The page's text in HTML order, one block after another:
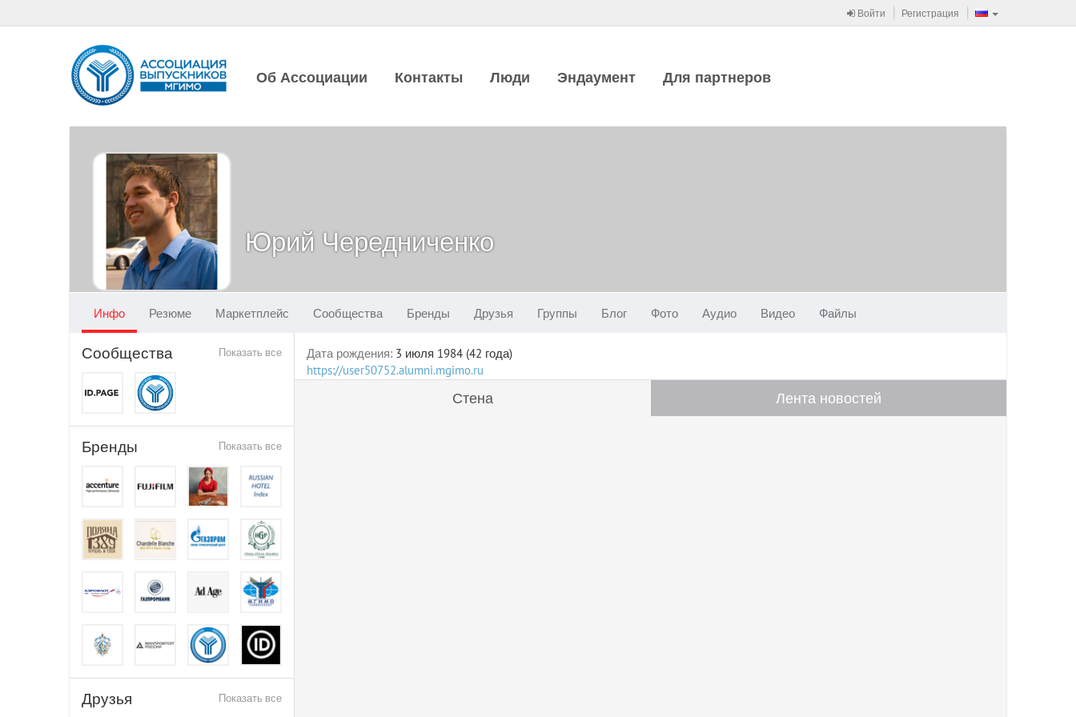
Войти Регистрация
Об Ассоциации Контакты Люди Эндаумент Для партнеров
Юрий Чередниченко
Инфо Резюме Маркетплейс Сообщества Бренды Друзья Группы Блог Фото Аудио Видео Файлы
Показать все
Сообщества
Показать все
Бренды
Показать все
Друзья
Дата рождения: 3 июля 1984 (42 года)
https://user50752.alumni.mgimo.ru
Стена Лента новостей